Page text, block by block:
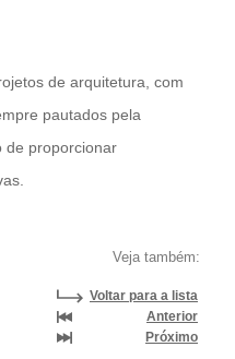
de arquitetura, com
pautados pela
de proporcionar
Veja também:
Voltar para a lista
Anterior
Próximo